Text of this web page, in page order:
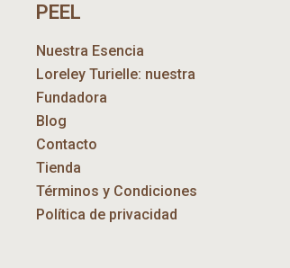
PEEL
Nuestra Esencia
Loreley Turielle: nuestra
Fundadora
Blog
Contacto
Tienda
Términos y Condiciones
Política de privacidad